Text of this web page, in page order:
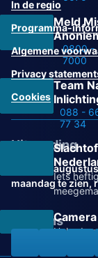
Meld
0800 -
7000
Team
088 -
77 34
Iets
Help de
In de regio
Programma-
Algemene
Privacy
Cookies
Uitzending
Vanaf 31
maandag te zien,
Volg ons